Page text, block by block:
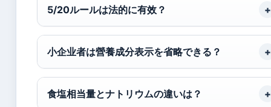
5/20ルールは法的に有效？
小企业者は營養成分表示を省略できる？
食塩相当量とナトリウムの違いは？